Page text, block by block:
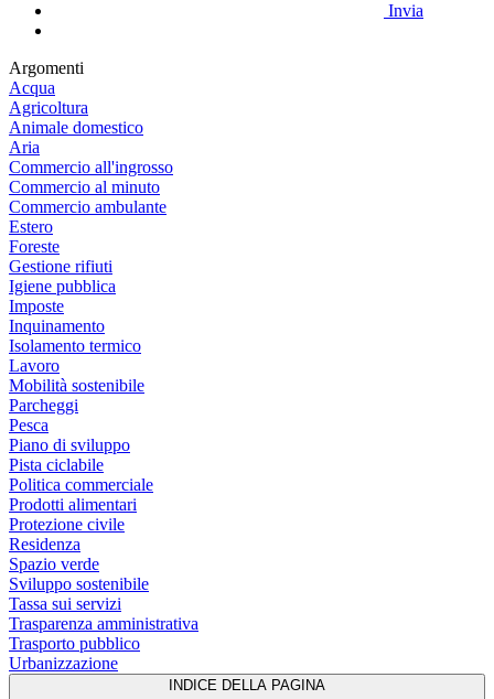
Invia
Argomenti
Acqua
Agricoltura
Animale domestico
Aria
Commercio all'ingrosso
Commercio al minuto
Commercio ambulante
Estero
Foreste
Gestione rifiuti
Igiene pubblica
Imposte
Inquinamento
Isolamento termico
Lavoro
Mobilità sostenibile
Parcheggi
Pesca
Piano di sviluppo
Pista ciclabile
Politica commerciale
Prodotti alimentari
Protezione civile
Residenza
Spazio verde
Sviluppo sostenibile
Tassa sui servizi
Trasparenza amministrativa
Trasporto pubblico
Urbanizzazione
INDICE DELLA PAGINA